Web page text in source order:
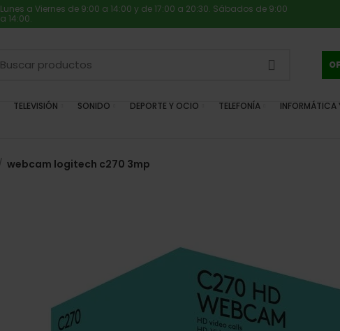
Lunes a Viernes de 9:00 a 14:00 y de 17:00 a 20:30. Sábados de 9:00
a 14:00.
TELEVISIÓN SONIDO DEPORTE Y OCIO TELEFONÍA INFORMÁTICA
webcam logitech c270 3mp